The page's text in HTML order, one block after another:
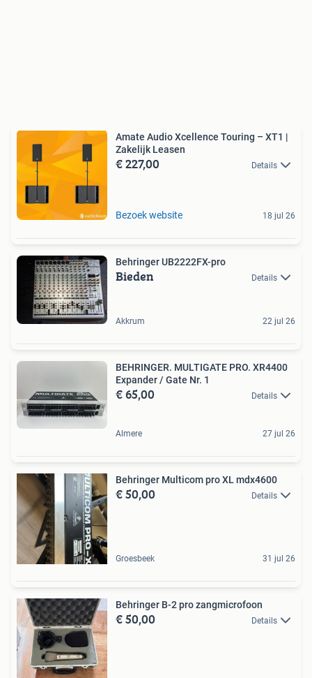
Amate Audio Xcellence Touring – XT1 |
Zakelijk Leasen
€ 227,00 Details
Bezoek website 18 jul 26
Behringer UB2222FX-pro
Bieden Details
Akkrum 22 jul 26
BEHRINGER. MULTIGATE PRO. XR4400
Expander / Gate Nr. 1
€ 65,00 Details
Almere 27 jul 26
Behringer Multicom pro XL mdx4600
€ 50,00 Details
Groesbeek 31 jul 26
Behringer B-2 pro zangmicrofoon
€ 50,00 Details